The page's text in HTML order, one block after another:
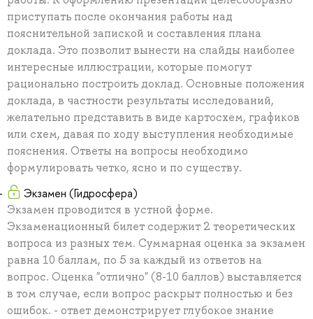
приступать после окончания работы над
пояснительной запиской и составления плана
доклада. Это позволит вынести на слайды наиболее
интересные иллюстрации, которые помогут
рационально построить доклад. Основные положения
доклада, в частности результаты исследований,
желательно представить в виде картосхем, графиков
или схем, давая по ходу выступления необходимые
пояснения. Ответы на вопросы необходимо
формулировать четко, ясно и по существу.
Экзамен (Гидросфера)
Экзамен проводится в устной форме.
Экзаменационный билет содержит 2 теоретических
вопроса из разных тем. Суммарная оценка за экзамен
равна 10 баллам, по 5 за каждый из ответов на
вопрос. Оценка "отлично" (8-10 баллов) выставляется
в том случае, если вопрос раскрыт полностью и без
ошибок. - ответ демонстрирует глубокое знание